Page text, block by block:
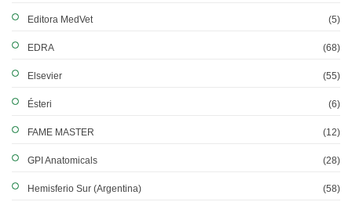
Editora MedVet (5)
EDRA (68)
Elsevier (55)
Ésteri (6)
FAME MASTER (12)
GPI Anatomicals (28)
Hemisferio Sur (Argentina) (58)